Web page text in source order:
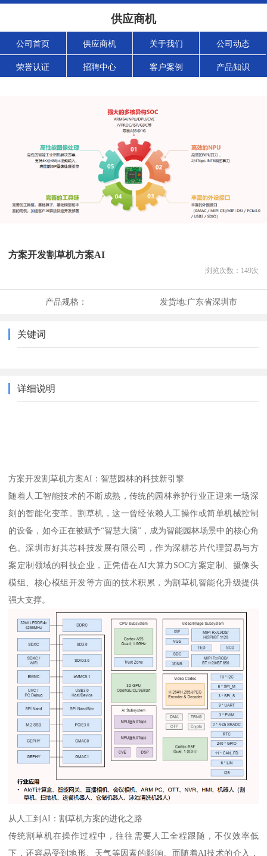
供应商机
公司首页 供应商机 关于我们 公司动态
荣誉认证 招聘中心 客户案例 产品知识
方案开发割草机方案AI
浏览次数： 149次
产品规格： 发货地:广东省深圳市
关键词
详细说明
方案开发割草机方案AI：智慧园林的科技新引擎
随着人工智能技术的不断成熟，传统的园林养护行业正迎来一场深
刻的智能化变革。割草机，这一曾经依赖人工操作或简单机械控制
的设备，如今正在被赋予“智慧大脑”，成为智能园林场景中的核心角
色。深圳市好其芯科技发展有限公司，作为深耕芯片代理贸易与方
案定制领域的科技企业，正凭借在AI大算力SOC方案定制、摄像头
模组、核心模组开发等方面的技术积累，为割草机智能化升级提供
强大支撑。
从人工到AI：割草机方案的进化之路
传统割草机在操作过程中，往往需要人工全程跟随，不仅效率低
下，还容易受到地形、天气等因素的影响。而随着AI技术的介入，